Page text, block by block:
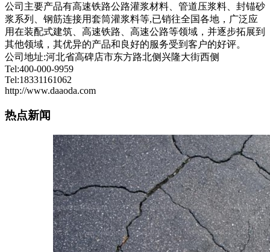
公司主要产品有高速铁路公路灌浆材料、管道压浆料、封锚砂
浆系列、钢筋连接用套筒灌浆料等,已销往全国各地，广泛应
用在装配式建筑、高速铁路、高速公路等领域，并逐步拓展到
其他领域，其优异的产品和良好的服务受到客户的好评。
公司地址:河北省高碑店市东方路北侧兴隆大街西侧
Tel:400-000-9959
Tel:18331161062
http://www.daaoda.com
热点新闻